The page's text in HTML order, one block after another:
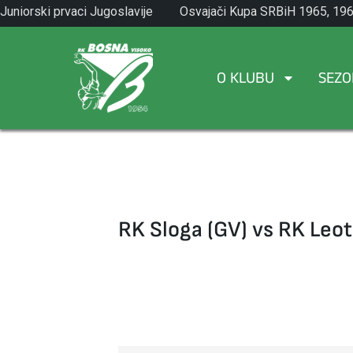
Skip
to
Juniorski prvaci Jugoslavije
1971.
Osvajači Kupa SRBiH 1965,
1982.
O KLUBU
RK Sloga (GV) vs RK